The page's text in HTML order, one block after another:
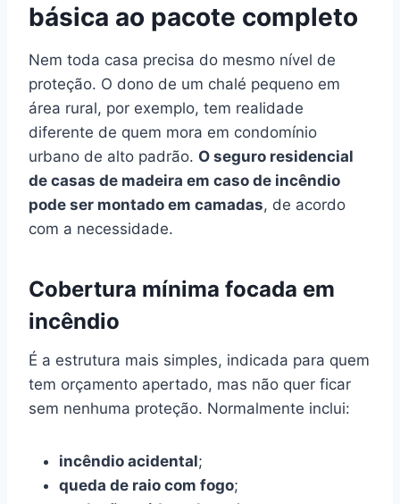
básica ao pacote completo
Nem toda casa precisa do mesmo nível de
proteção. O dono de um chalé pequeno em
área rural, por exemplo, tem realidade
diferente de quem mora em condomínio
urbano de alto padrão. O seguro residencial
de casas de madeira em caso de incêndio
pode ser montado em camadas, de acordo
com a necessidade.
Cobertura mínima focada em
incêndio
É a estrutura mais simples, indicada para quem
tem orçamento apertado, mas não quer ficar
sem nenhuma proteção. Normalmente inclui:
incêndio acidental;
queda de raio com fogo;